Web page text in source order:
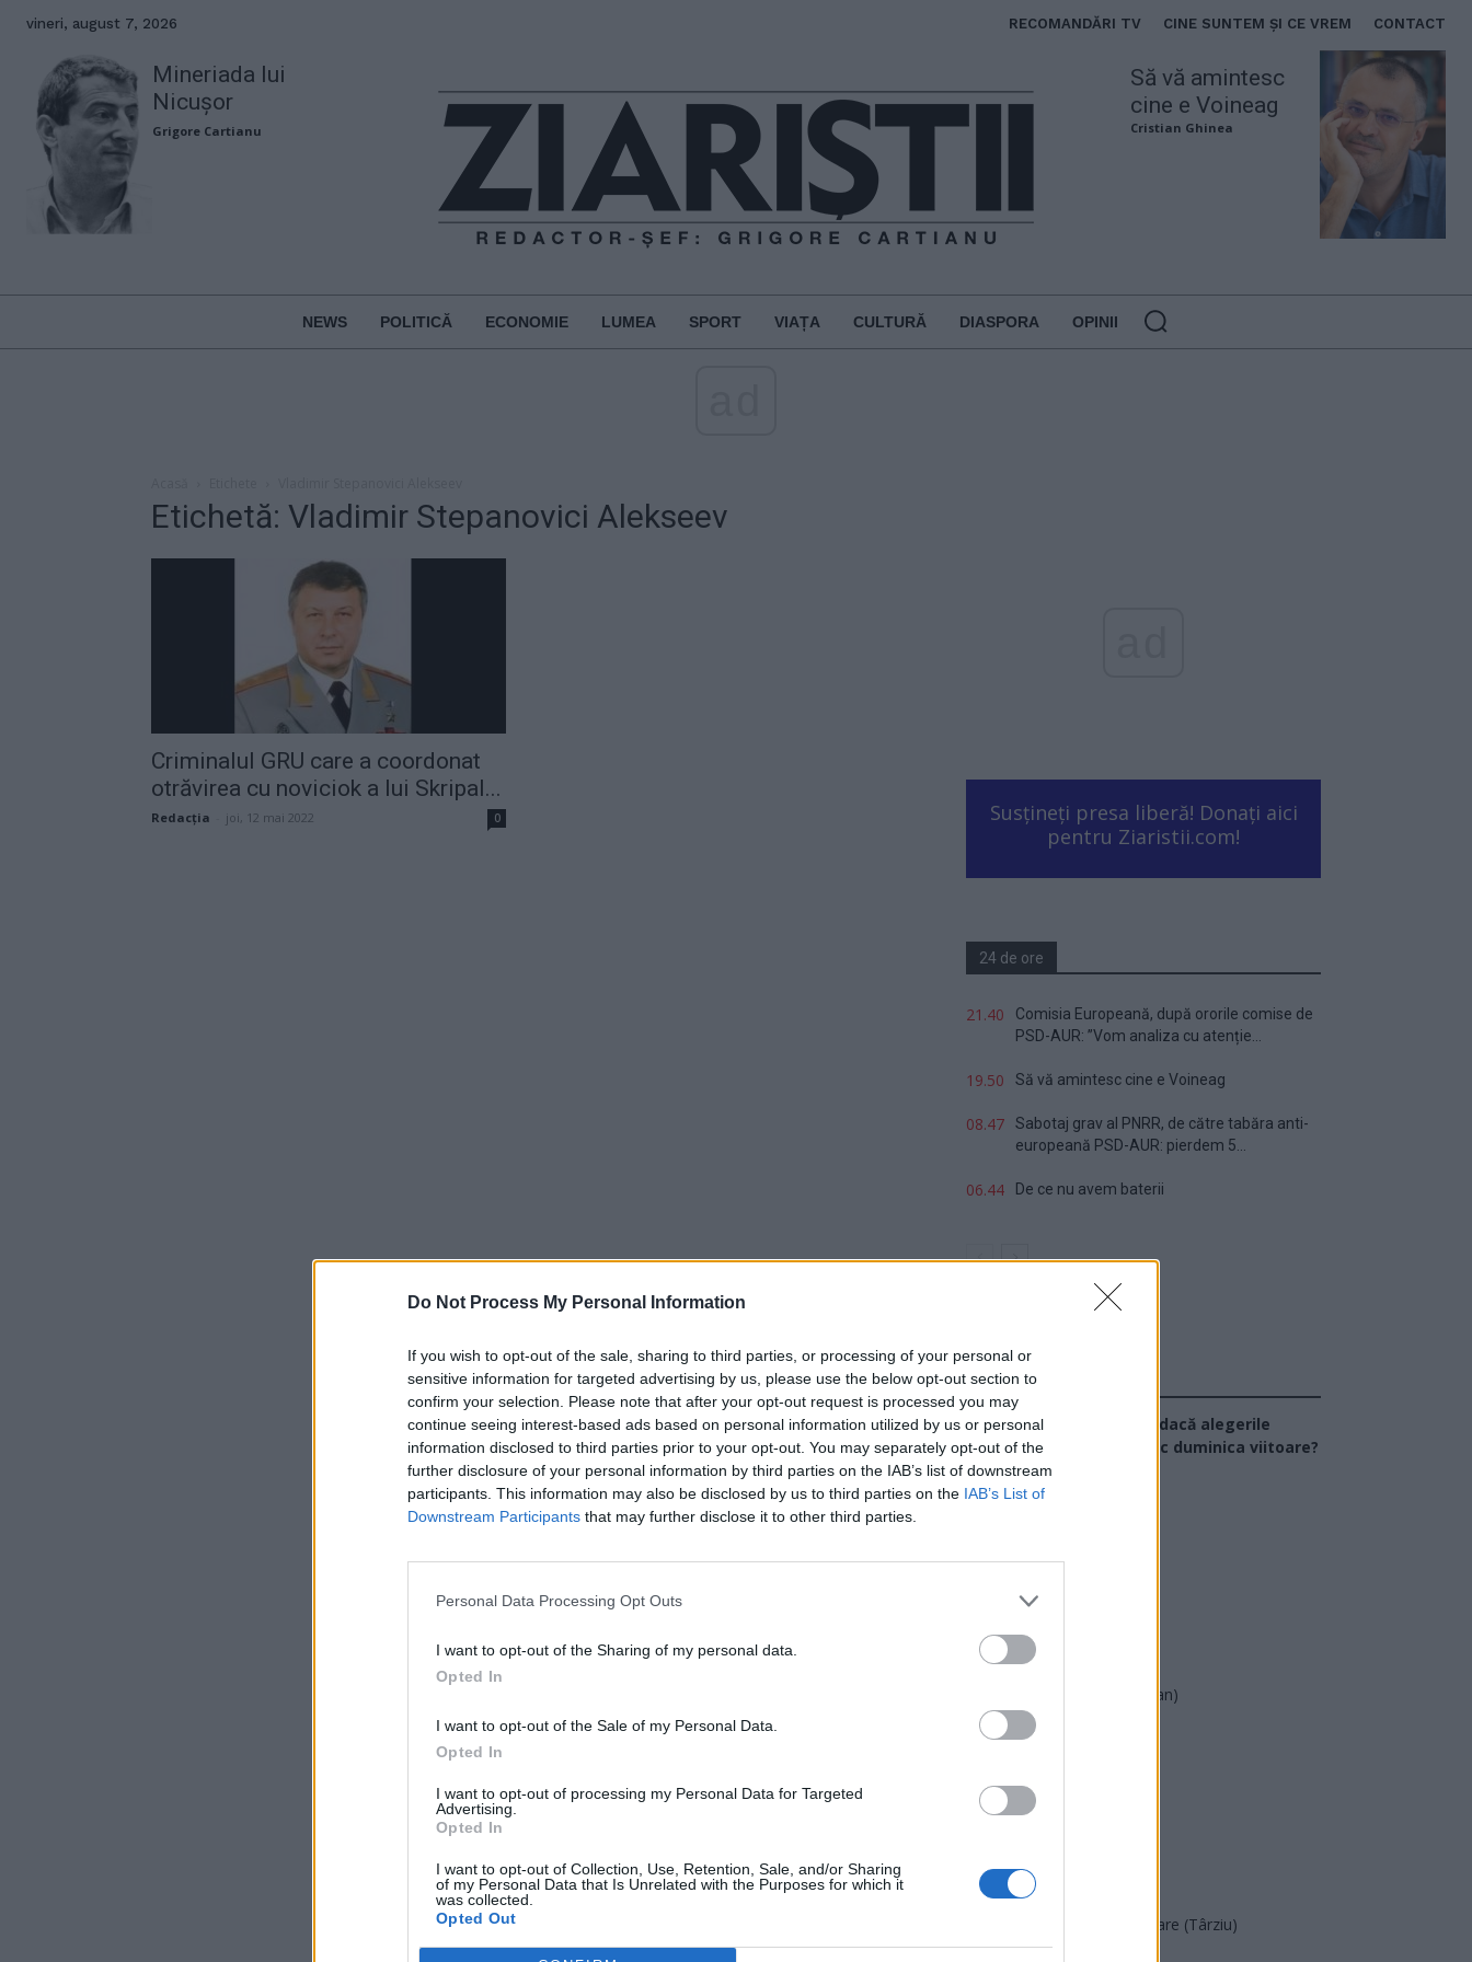
Do Not Process My Personal Information
If you wish to opt-out of the sale, sharing to third parties, or processing of your personal or
sensitive information for targeted advertising by us, please use the below opt-out section to
confirm your selection. Please note that after your opt-out request is processed you may
continue seeing interest-based ads based on personal information utilized by us or personal
information disclosed to third parties prior to your opt-out. You may separately opt-out of the
further disclosure of your personal information by third parties on the IAB’s list of downstream
participants. This information may also be disclosed by us to third parties on the IAB’s List of
Downstream Participants that may further disclose it to other third parties.
Personal Data Processing Opt Outs
I want to opt-out of the Sharing of my personal data.
Opted In
I want to opt-out of the Sale of my Personal Data.
Opted In
I want to opt-out of processing my Personal Data for Targeted
Advertising.
Opted In
I want to opt-out of Collection, Use, Retention, Sale, and/or Sharing
of my Personal Data that Is Unrelated with the Purposes for which it
was collected.
Opted Out
vineri, august 7, 2026 RECOMANDĂRI TV CINE SUNTEM ȘI CE VREM CONTACT
Mineriada lui
Nicușor
Grigore Cartianu
Să vă amintesc
cine e Voineag
Cristian Ghinea
NEWS POLITICĂ ECONOMIE LUMEA SPORT VIAȚA CULTURĂ DIASPORA OPINII
Etichetă: Vladimir Stepanovici Alekseev
Criminalul GRU care a coordonat
otrăvirea cu noviciok a lui Skripal...
Redacţia joi, 12 mai 2022 0
Susțineți presa liberă! Donați aici
pentru Ziaristii.com!
24 de ore
21.40
Comisia Europeană, după ororile comise de
PSD-AUR: ”Vom analiza cu atenție...
19.50 Să vă amintesc cine e Voineag
08.47
Sabotaj grav al PNRR, de către tabăra anti-
europeană PSD-AUR: pierdem 5...
06.44 De ce nu avem baterii
Sondaj
Ce partid ați vota dacă alegerile
parlamentare ar avea loc duminica viitoare?
USR
PSD
AUR
PMP (Tomac)
Forța Dreptei (L. Orban)
PNȚMM
SENS
PACE (Peia)
Acțiunea Conservatoare (Târziu)